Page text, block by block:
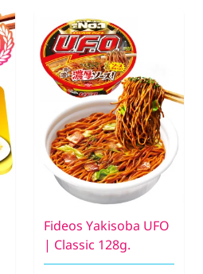
Fideos Yakisoba UFO
| Classic 128g.